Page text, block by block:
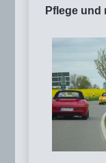
Pflege und